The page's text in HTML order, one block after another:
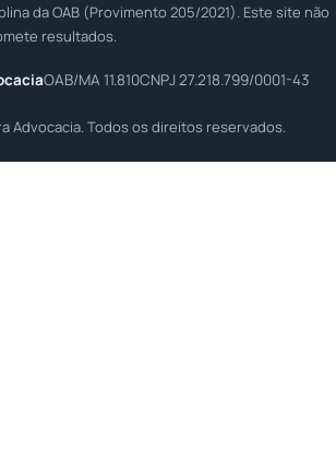
da OAB (Provimento 205/2021). Este site não
resultados.
OAB/MA 11.810CNPJ 27.218.799/0001-43
Advocacia. Todos os direitos reservados.